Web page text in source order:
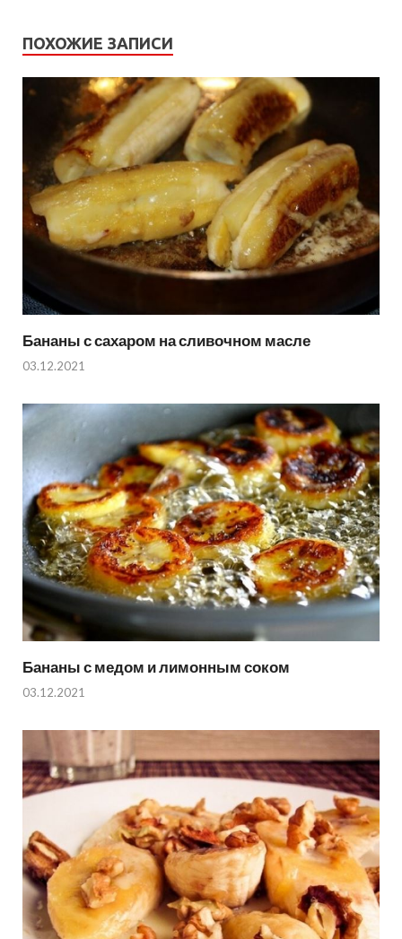
ПОХОЖИЕ ЗАПИСИ
Бананы с сахаром на сливочном масле
03.12.2021
Бананы с медом и лимонным соком
03.12.2021